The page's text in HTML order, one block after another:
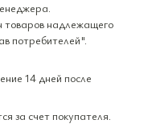
товаров надлежащего
потребителей".
14 дней после
за счет покупателя.